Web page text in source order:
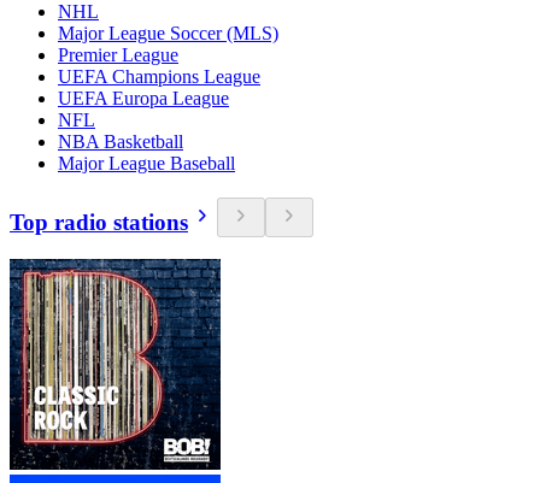
NHL
Major League Soccer (MLS)
Premier League
UEFA Champions League
UEFA Europa League
NFL
NBA Basketball
Major League Baseball
Top radio stations